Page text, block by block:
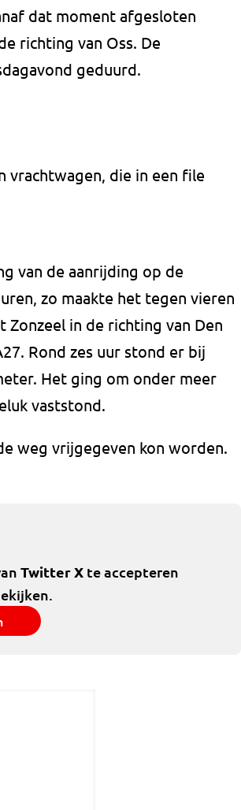
dat moment afgesloten
richting van Oss. De
geduurd.
vrachtwagen, die in een file
van de aanrijding op de
zo maakte het tegen vieren
in de richting van Den
Rond zes uur stond er bij
Het ging om onder meer
vaststond.
weg vrijgegeven kon worden.
Twitter Xte accepteren